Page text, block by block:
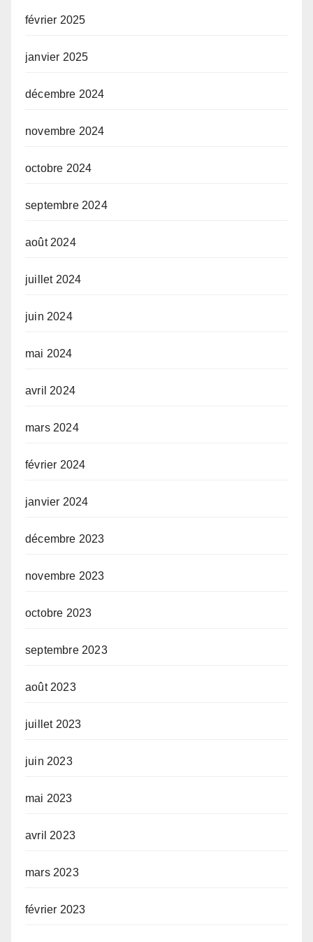
février 2025
janvier 2025
décembre 2024
novembre 2024
octobre 2024
septembre 2024
août 2024
juillet 2024
juin 2024
mai 2024
avril 2024
mars 2024
février 2024
janvier 2024
décembre 2023
novembre 2023
octobre 2023
septembre 2023
août 2023
juillet 2023
juin 2023
mai 2023
avril 2023
mars 2023
février 2023